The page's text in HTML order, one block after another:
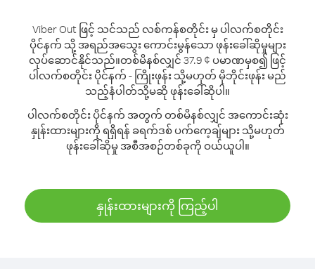
Viber Out ဖြင့် သင်သည် လစ်ကန်စတိုင်း မှ ပါလက်စတိုင်း
ပိုင်နက် သို့ အရည်အသွေး ကောင်းမွန်သော ဖုန်းခေါ်ဆိုမှုများ
လုပ်ဆောင်နိုင်သည်။တစ်မိနစ်လျှင် 37.9 ¢ ပမာဏမှစ၍ ဖြင့်
ပါလက်စတိုင်း ပိုင်နက် - ကြိုးဖုန်း သို့မဟုတ် မိုဘိုင်းဖုန်း မည်
သည့်နံပါတ်သို့မဆို ဖုန်းခေါ်ဆိုပါ။
ပါလက်စတိုင်း ပိုင်နက် အတွက် တစ်မိနစ်လျှင် အကောင်းဆုံး
နှုန်းထားများကို ရရှိရန် ခရက်ဒစ် ပက်ကေ့ချ်များ သို့မဟုတ်
ဖုန်းခေါ်ဆိုမှု အစီအစဉ်တစ်ခုကို ဝယ်ယူပါ။
နှုန်းထားများကို ကြည့်ပါ